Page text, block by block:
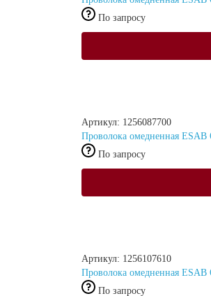
По запросу
Артикул: 1256087700
Проволока омедненная ESAB
По запросу
Артикул: 1256107610
Проволока омедненная ESAB
По запросу